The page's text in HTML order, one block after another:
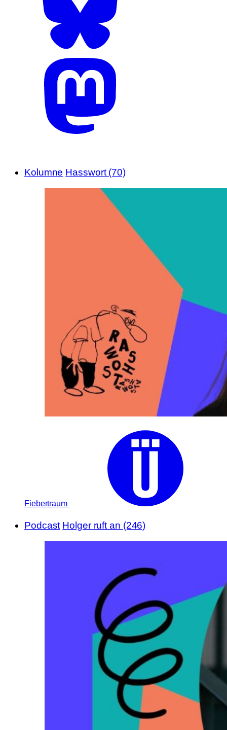
Kolumne Hasswort (70)
Fiebertraum
Podcast Holger ruft an (246)